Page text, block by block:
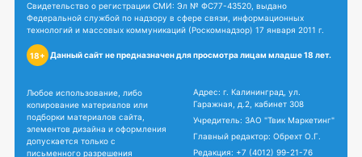
Свидетельство о регистрации СМИ: Эл № ФС77-43520, выдано
Федеральной службой по надзору в сфере связи, информационных
технологий и массовых коммуникаций (Роскомнадзор) 17 января 2011 г.
18+ Данный сайт не предназначен для просмотра лицам младше 18 лет.
Любое использование, либо
копирование материалов или
подборки материалов сайта,
элементов дизайна и оформления
допускается только с
письменного разрешения
Адрес: г. Калининград, ул.
Гаражная, д.2, кабинет 308
Учредитель: ЗАО "Твик Маркетинг"
Главный редактор: Обрехт О.Г.
Редакция: +7 (4012) 99-21-76